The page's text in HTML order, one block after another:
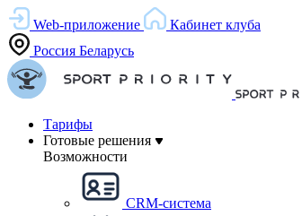
Web-приложение
Кабинет клуба
Россия Беларусь
Тарифы
Готовые решения
Возможности
CRM-система